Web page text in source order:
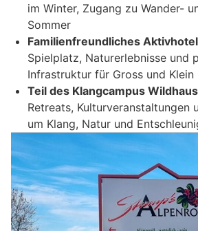
im Winter, Zugang zu Wander-
Sommer
Familienfreundliches
Spielplatz, Naturerlebnisse und
Infrastruktur für Gross und Klein
Teil des Klangcampus
Retreats, Kulturveranstaltungen
um Klang, Natur und